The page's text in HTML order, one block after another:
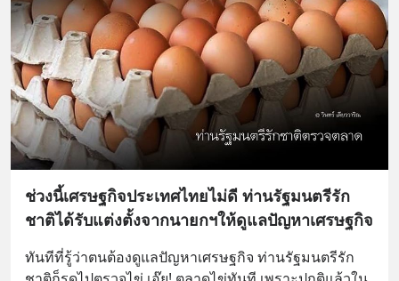
ช่วงนี้เศรษฐกิจประเทศไทยไม่ดี ท่านรัฐมนตรีรัก
ชาติได้รับแต่งตั้งจากนายกฯให้ดูแลปัญหาเศรษฐกิจ
ทันทีที่รู้ว่าตนต้องดูแลปัญหาเศรษฐกิจ ท่านรัฐมนตรีรัก